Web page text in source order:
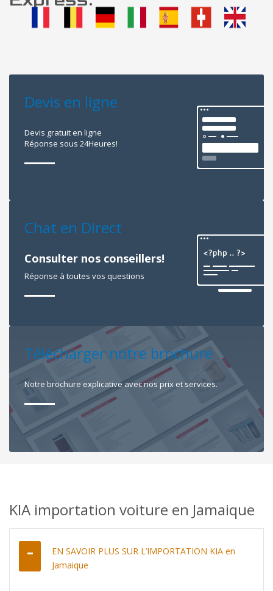
Devis en ligne
Devis gratuit en ligne
Réponse sous 24Heures!
Chat en Direct
Consulter nos conseillers!
Réponse à toutes vos questions
Télécharger notre brochure
Notre brochure explicative avec nos prix et services.
KIA importation voiture en Jamaique
EN SAVOIR PLUS SUR L’IMPORTATION KIA en
Jamaique